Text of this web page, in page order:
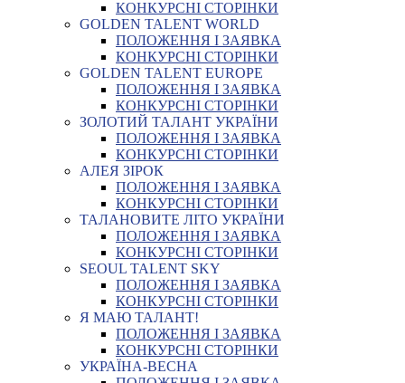
КОНКУРСНІ СТОРІНКИ
GOLDEN TALENT WORLD
ПОЛОЖЕННЯ І ЗАЯВКА
КОНКУРСНІ СТОРІНКИ
GOLDEN TALENT EUROPE
ПОЛОЖЕННЯ І ЗАЯВКА
КОНКУРСНІ СТОРІНКИ
ЗОЛОТИЙ ТАЛАНТ УКРАЇНИ
ПОЛОЖЕННЯ І ЗАЯВКА
КОНКУРСНІ СТОРІНКИ
АЛЕЯ ЗІРОК
ПОЛОЖЕННЯ І ЗАЯВКА
КОНКУРСНІ СТОРІНКИ
ТАЛАНОВИТЕ ЛІТО УКРАЇНИ
ПОЛОЖЕННЯ І ЗАЯВКА
КОНКУРСНІ СТОРІНКИ
SEOUL TALENT SKY
ПОЛОЖЕННЯ І ЗАЯВКА
КОНКУРСНІ СТОРІНКИ
Я МАЮ ТАЛАНТ!
ПОЛОЖЕННЯ І ЗАЯВКА
КОНКУРСНІ СТОРІНКИ
УКРАЇНА-ВЕСНА